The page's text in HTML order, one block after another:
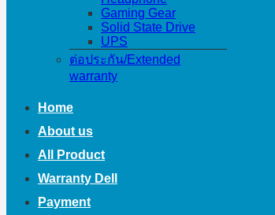
Gaming Gear
Solid State Drive
UPS
ต่อประกัน/Extended
warranty
Home
About us
All Product
Warranty Dell
Payment